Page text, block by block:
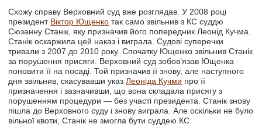
Схожу справу Верховний суд вже розглядав. У 2008 році
президент Віктор Ющенко так само звільнив з КС суддю
Сюзанну Станік, яку призначив його попередник Леонід Кучма.
Станік оскаржила цей наказ і виграла. Судові суперечки
тривали з 2007 до 2010 року. Спочатку Ющенко звільнив Станік
за порушення присяги. Верховний суд зобовʼязав Ющенка
поновити її на посаді. Той призначив її знову, але наступного
дня звільнив, скасувавши указЛеоніда Кучми про її
призначення і зазначивши, що вона складала присягу з
порушенням процедури — без участі президента. Станік знову
пішла до Верховного суду і знову виграла. Але оскільки не було
вільної квоти, Станік не змогла бути суддею КС.